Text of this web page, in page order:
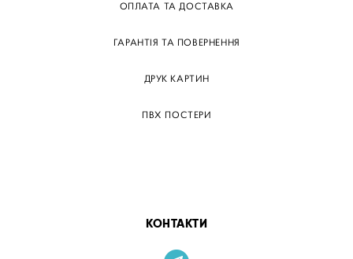
ОПЛАТА ТА ДОСТАВКА
ГАРАНТІЯ ТА ПОВЕРНЕННЯ
ДРУК КАРТИН
ПВХ ПОСТЕРИ
КОНТАКТИ